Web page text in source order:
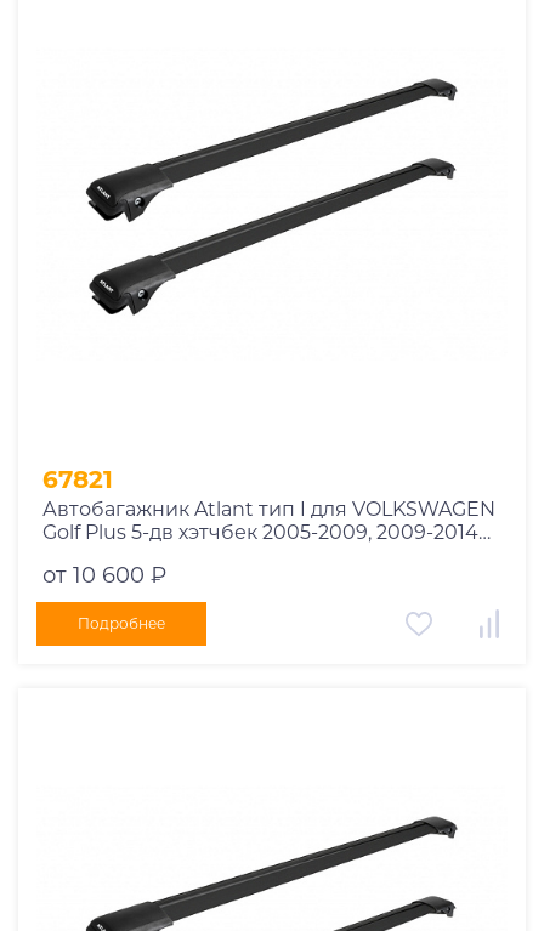
67821
Автобагажник Atlant тип I для VOLKSWAGEN
Golf Plus 5-дв хэтчбек 2005-2009, 2009-2014
10002+11114+11118
от 10 600 ₽
Подробнее